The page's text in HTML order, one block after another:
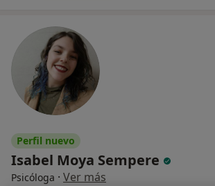
Perfil nuevo
Isabel Moya Sempere
Psicóloga · Ver más